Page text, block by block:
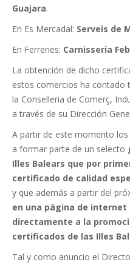
Guajara.
En Es Mercadal: Serveis de
En Ferreries: Carnisseria
La obtención de dicho
estos comercios ha contado
la Conselleria de Comerç,
a través de su Dirección
A partir de este momento
a formar parte de un selecto
Illes Balears que por
certificado de calidad
y que además a partir del
en una página de
directamente a la
certificados de las Illes
Tal y como anuncio el